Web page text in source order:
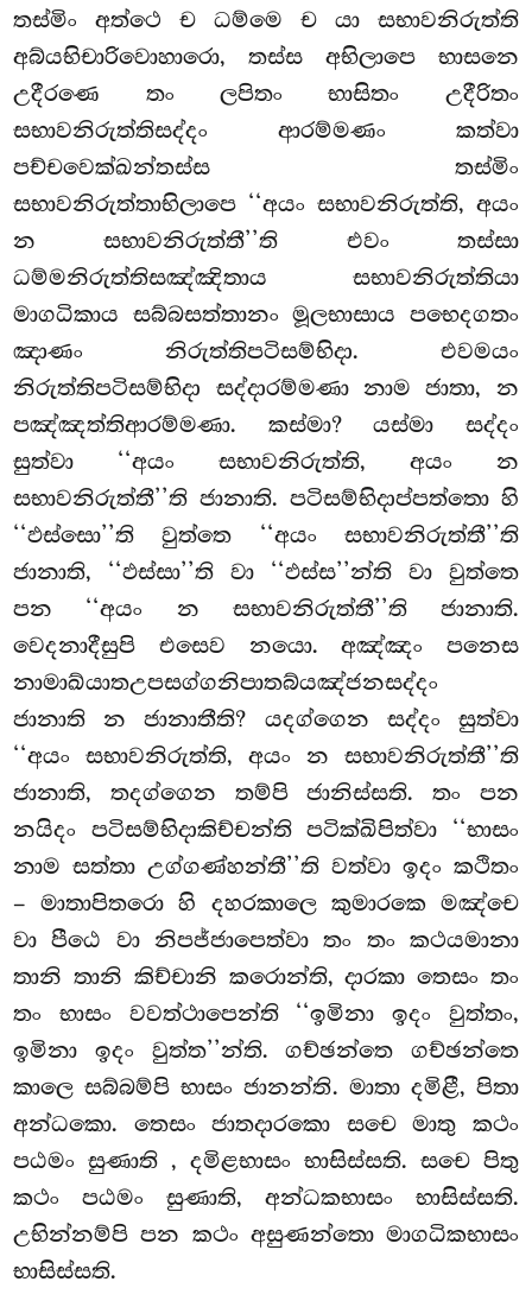
තස්මිං අත්ථෙ ච ධම්මෙ ච යා සභාවනිරුත්ති
අබ්යභිචාරිවොහාරො, තස්ස අභිලාපෙ භාසනෙ
උදීරණෙ තං ලපිතං භාසිතං උදීරිතං
සභාවනිරුත්තිසද්දං ආරම්මණං කත්වා
පච්චවෙක්ඛන්තස්ස තස්මිං
සභාවනිරුත්තාභිලාපෙ ‘‘අයං සභාවනිරුත්ති, අයං
න සභාවනිරුත්තී’’ති එවං තස්සා
ධම්මනිරුත්තිසඤ්ඤිතාය සභාවනිරුත්තියා
මාගධිකාය සබ්බසත්තානං මූලභාසාය පභෙදගතං
ඤාණං නිරුත්තිපටිසම්භිදා. එවමයං
නිරුත්තිපටිසම්භිදා සද්දාරම්මණා නාම ජාතා, න
පඤ්ඤත්තිආරම්මණා. කස්මා? යස්මා සද්දං
සුත්වා ‘‘අයං සභාවනිරුත්ති, අයං න
සභාවනිරුත්තී’’ති ජානාති. පටිසම්භිදාප්පත්තො හි
‘‘ඵස්සො’’ති වුත්තෙ ‘‘අයං සභාවනිරුත්තී’’ති
ජානාති, ‘‘ඵස්සා’’ති වා ‘‘ඵස්ස’’න්ති වා වුත්තෙ
පන ‘‘අයං න සභාවනිරුත්තී’’ති ජානාති.
වෙදනාදීසුපි එසෙව නයො. අඤ්ඤං පනෙස
නාමාඛ්යාතඋපසග්ගනිපාතබ්යඤ්ජනසද්දං
ජානාති න ජානාතීති? යදග්ගෙන සද්දං සුත්වා
‘‘අයං සභාවනිරුත්ති, අයං න සභාවනිරුත්තී’’ති
ජානාති, තදග්ගෙන තම්පි ජානිස්සති. තං පන
නයිදං පටිසම්භිදාකිච්චන්ති පටික්ඛිපිත්වා ‘‘භාසං
නාම සත්තා උග්ගණ්හන්තී’’ති වත්වා ඉදං කථිතං
– මාතාපිතරො හි දහරකාලෙ කුමාරකෙ මඤ්චෙ
වා පීඨෙ වා නිපජ්ජාපෙත්වා තං තං කථයමානා
තානි තානි කිච්චානි කරොන්ති, දාරකා තෙසං තං
තං භාසං වවත්ථාපෙන්ති ‘‘ඉමිනා ඉදං වුත්තං,
ඉමිනා ඉදං වුත්ත’’න්ති. ගච්ඡන්තෙ ගච්ඡන්තෙ
කාලෙ සබ්බම්පි භාසං ජානන්ති. මාතා දමිළී, පිතා
අන්ධකො. තෙසං ජාතදාරකො සචෙ මාතු කථං
පඨමං සුණාති, දමිළභාසං භාසිස්සති. සචෙ පිතු
කථං පඨමං සුණාති, අන්ධකභාසං භාසිස්සති.
උභින්නම්පි පන කථං අසුණන්තො මාගධිකභාසං
භාසිස්සති.